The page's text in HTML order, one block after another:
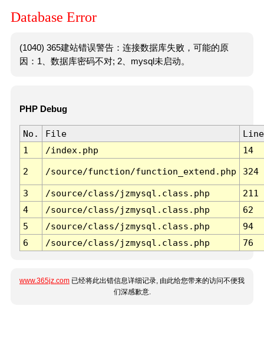
Database Error
(1040) 365建站错误警告：连接数据库失败，可能的原
因：1、数据库密码不对; 2、mysql未启动。
PHP Debug
No. File
Line
1
/index.php 14
2 /source/function/function_extend.php 324
3 /source/class/jzmysql.class.php
211
4
/source/class/jzmysql.class.php
62
5
/source/class/jzmysql.class.php
94
6
/source/class/jzmysql.class.php 76
www.365jz.com 已经将此出错信息详细记录, 由此给您带来的访问不便我
们深感歉意.